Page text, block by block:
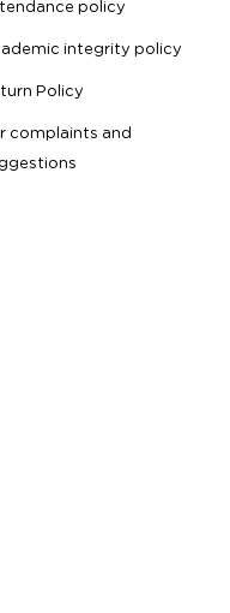
policy
integrity policy
Policy
complaints and